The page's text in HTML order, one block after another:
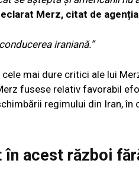
Merz, citat de
iraniană.”
mai dure critici ale lui
fusese relativ favorabil
regimului din Iran,
în acest război